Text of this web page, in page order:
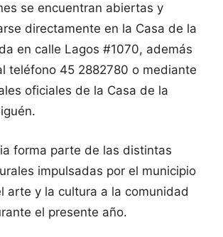
se encuentran abiertas y
directamente en la Casa de la
en calle Lagos #1070, además
teléfono 45 2882780 o mediante
oficiales de la Casa de la
forma parte de las distintas
impulsadas por el municipio
arte y la cultura a la comunidad
el presente año.